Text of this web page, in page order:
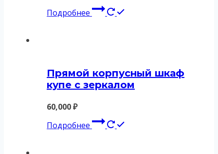
Подробнее
Прямой корпусный шкаф
купе с зеркалом
60,000₽
Подробнее